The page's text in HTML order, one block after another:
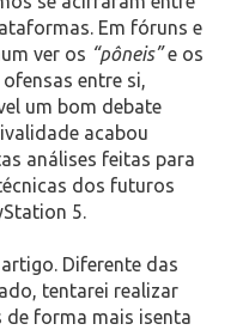
Em fóruns e
ver os “pôneis”e os
entre si,
um bom debate
acabou
análises feitas para
dos futuros
5.
Diferente das
tentarei realizar
de forma mais isenta